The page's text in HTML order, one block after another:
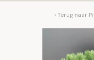
Terug naar